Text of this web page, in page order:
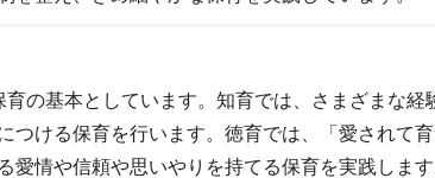
の基本としています。知育では、さまざまな
つける保育を行います。徳育では、「愛されて
愛情や信頼や思いやりを持てる保育を実践しま